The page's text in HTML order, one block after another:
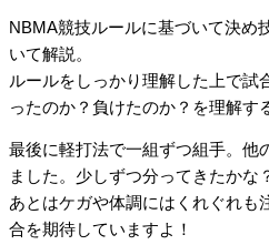
NBMA競技ルールに基づいて決め
いて解説。
ルールをしっかり理解した上で試
ったのか？負けたのか？を理解す
最後に軽打法で一組ずつ組手。他
ました。少しずつ分ってきたかな
あとはケガや体調にはくれぐれも
合を期待していますよ！